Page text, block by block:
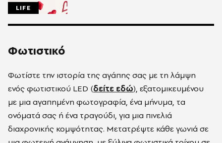
LIFE
Φωτιστικό
Φωτίστε την ιστορία της αγάπης σας με τη λάμψη
ενός φωτιστικού LED (δείτε εδώ), εξατομικευμένου
με μια αγαπημένη φωτογραφία, ένα μήνυμα, τα
ονόματά σας ή ένα τραγούδι, για μια πινελιά
διαχρονικής κομψότητας. Μετατρέψτε κάθε γωνιά σε